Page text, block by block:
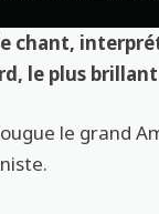
chant,
le plus
le grand